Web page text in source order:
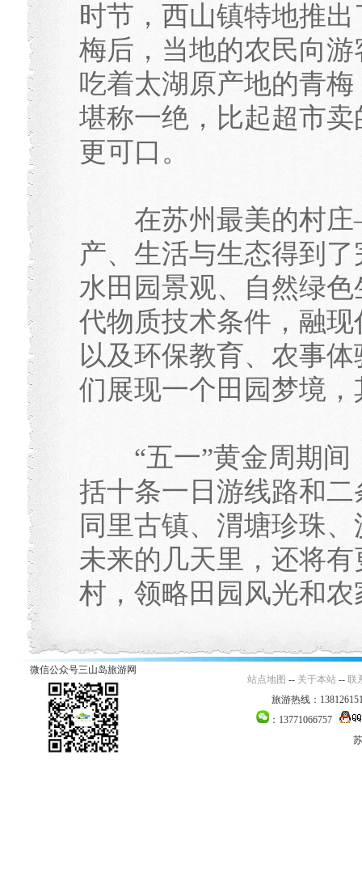
时节，西山镇特地推
梅后，当地的农民向
吃着太湖原产地的青
堪称一绝，比起超市
更可口。
在苏州最美的村庄
产、生活与生态得到
水田园景观、自然绿
代物质技术条件，融
以及环保教育、农事
们展现一个田园梦境
“五一”黄金周期间
括十条一日游线路和
同里古镇、渭塘珍珠
未来的几天里，还将
村，领略田园风光和
微信公众号三山岛旅游网
站点地图 -- 关于本站 -- 联
旅游热线：
：13771066757